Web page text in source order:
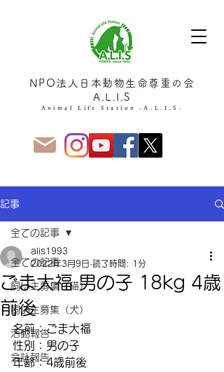
NPO法人日本動物生命尊重の会
A.L.I.S
Animal Life Station -A.L.I.S-
記事
全ての記事
飼い主募集（猫）
飼い主募集（犬）
活動報告
会計報告
全ての記事
ごま大福 男の子 18kg 4歳
前後
alis1993
2022年3月9日 読了時間: 1分
名前：ごま大福
性別：男の子
年齢：4歳前後